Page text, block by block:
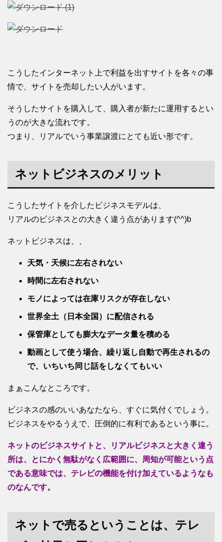
こうしたインターネット上で利益を出すサイトを各々の事
情で、サイトを売却したい人がいます。
そうしたサイトを購入して、購入者が新たに運用するとい
うのが大きな流れです。
つまり、リアルでいう事業譲渡にとても近い形です。
ネットビジネスのメリット
こうしたサイトを介したビジネスモデルは、
リアルのビジネスとの大きく違う点があります(^^)b
ネットビジネスは、、
天気・天候に左右されない
時間に左右されない
モノによっては在庫リスクが存在しない
世界全土（日本全国）に配信される
保管庫としても膨大なデータ量を積める
動画として使う場合、繰り返し自動で再生されるの
で、いちいち同じ話をしなくてもいい
まぁこんなところです。
ビジネスの感のいいあなたなら、すぐに気付くでしょう。
ビジネスをやるうえで、圧倒的に有利であるという事に。
ネットのビジネスサイトと、リアルビジネスと大きく違う
所は、とにかく無駄がなく広範囲に、周知が可能という点
である意味では、 テレビの機能を付け加えているようなも
のなんです。
ネットで売るということは、テレ